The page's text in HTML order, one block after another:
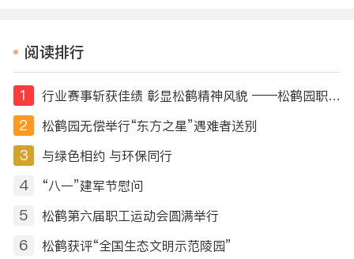
阅读排行
1 行业赛事斩获佳绩 彰显松鹤精神风貌 ——松鹤园职工摘得第十届全国民政行业职业技能竞赛荣誉
2 松鹤园无偿举行“东方之星”遇难者送别
3 与绿色相约 与环保同行
4 “八一”建军节慰问
5 松鹤第六届职工运动会圆满举行
6 松鹤获评“全国生态文明示范陵园”